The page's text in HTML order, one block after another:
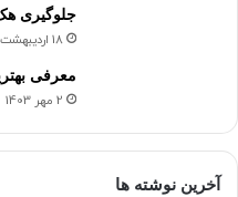
جلوگیری
18 اردیبهشت 1403
معرفی
2 مهر 1403
آخرین نوشته ها